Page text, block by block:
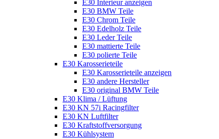
E30 Interieur anzeigen
E30 BMW Teile
E30 Chrom Teile
E30 Edelholz Teile
E30 Leder Teile
E30 mattierte Teile
E30 polierte Teile
E30 Karosserieteile
E30 Karosserieteile anzeigen
E30 andere Hersteller
E30 original BMW Teile
E30 Klima / Lüftung
E30 KN 57i Racingfilter
E30 KN Luftfilter
E30 Kraftstoffversorgung
E30 Kühlsystem